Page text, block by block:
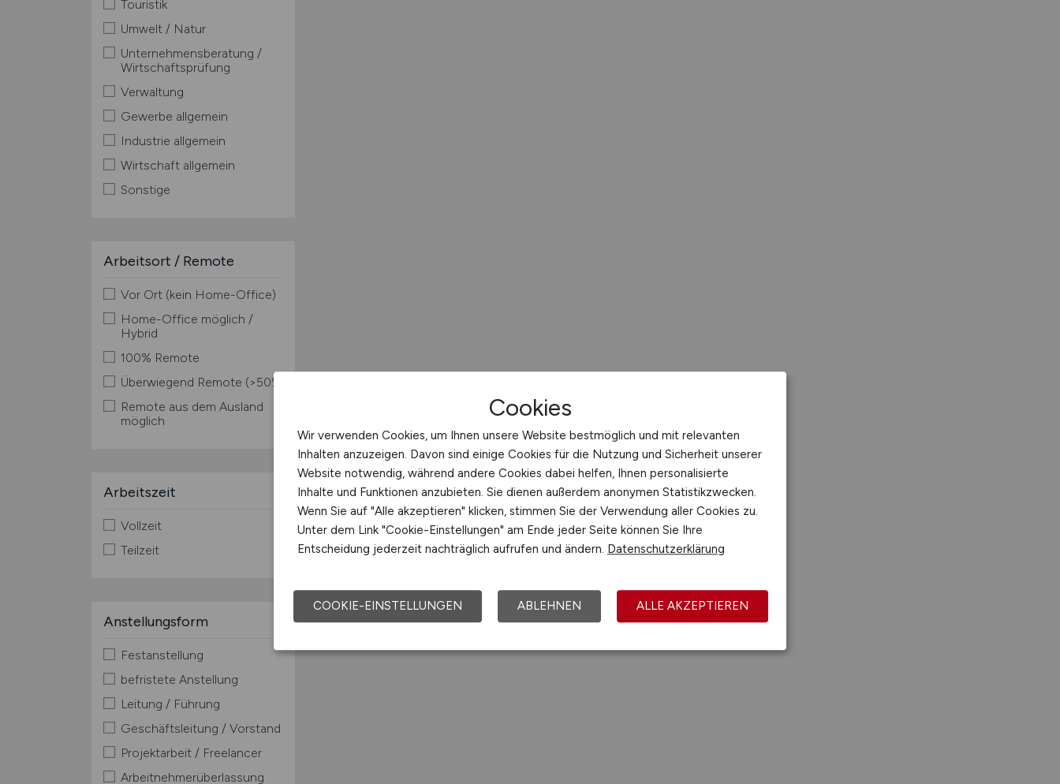
Touristik
Umwelt / Natur
Unternehmensberatung /
Wirtschaftsprüfung
Verwaltung
Gewerbe allgemein
Industrie allgemein
Wirtschaft allgemein
Sonstige
Arbeitsort / Remote
Vor Ort (kein Home-Office)
Home-Office möglich /
Hybrid
100% Remote
Überwiegend Remote (>50%)
Remote aus dem Ausland
möglich
Arbeitszeit
Vollzeit
Teilzeit
Anstellungsform
Festanstellung
befristete Anstellung
Leitung / Führung
Geschäftsleitung / Vorstand
Projektarbeit / Freelancer
Arbeitnehmerüberlassung
Cookies
Wir verwenden Cookies, um Ihnen unsere Website bestmöglich und mit relevanten
Inhalten anzuzeigen. Davon sind einige Cookies für die Nutzung und Sicherheit unserer
Website notwendig, während andere Cookies dabei helfen, Ihnen personalisierte
Inhalte und Funktionen anzubieten. Sie dienen außerdem anonymen Statistikzwecken.
Wenn Sie auf "Alle akzeptieren" klicken, stimmen Sie der Verwendung aller Cookies zu.
Unter dem Link "Cookie-Einstellungen" am Ende jeder Seite können Sie Ihre
Entscheidung jederzeit nachträglich aufrufen und ändern. Datenschutzerklärung
COOKIE-EINSTELLUNGEN ABLEHNEN ALLE AKZEPTIEREN